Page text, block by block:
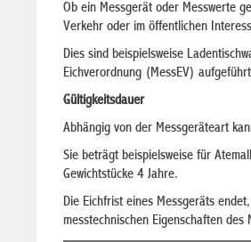
Ob ein Messgerät oder Messwerte
Verkehr oder im öffentlichen
Dies sind beispielsweise
Eichverordnung (MessEV)
Gültigkeitsdauer
Abhängig von der Messgeräteart
Sie beträgt beispielsweise für
Gewichtstücke 4 Jahre.
Die Eichfrist eines Messgeräts
messtechnischen Eigenschaften des